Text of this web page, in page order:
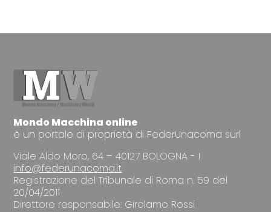
Mondo Macchina online
è un portale di proprietà di FederUnacoma surl
Viale Aldo Moro, 64 – 40127 BOLOGNA - I
info@federunacoma.it
Registrazione del Tribunale di Roma n. 59 del
20/04/2011
Direttore responsabile: Girolamo Rossi